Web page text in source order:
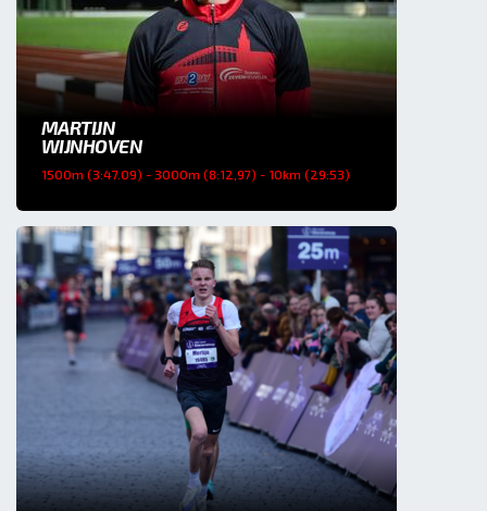
MARTIJN
WIJNHOVEN
1500m (3:47.09) - 3000m (8:12,97) - 10km (29:53)